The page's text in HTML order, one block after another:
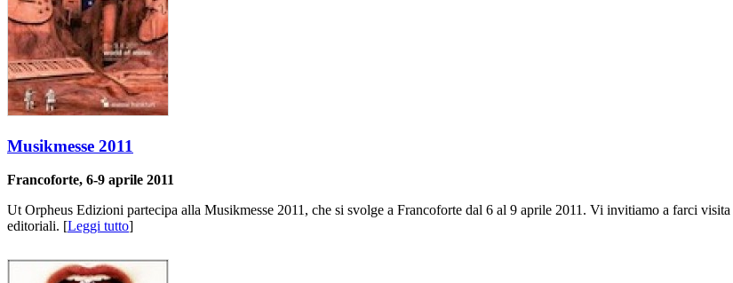
Musikmesse 2011
Francoforte, 6-9 aprile 2011
Ut Orpheus Edizioni partecipa alla Musikmesse 2011, che si svolge a Francoforte dal 6 al 9 aprile 2011. Vi invitiamo a farci
editoriali. [Leggi tutto]